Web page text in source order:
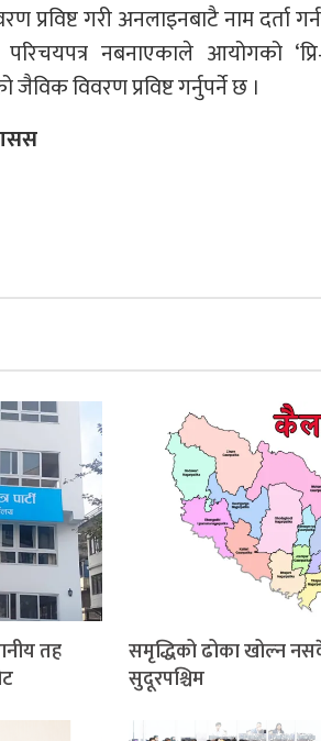
प्रविष्ट गरी अनलाइनबाटै नाम दर्ता
नबनाएकाले आयोगको
विवरण प्रविष्ट गर्नुपर्ने छ ।
तह
समृद्धिको ढोका खोल्न
सुदूरपश्चिम